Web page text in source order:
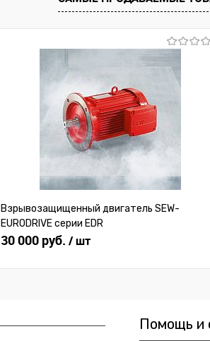
Под заказ
В избранное
Взрывозащищенный двигатель SEW-
EURODRIVE серии EDR
30 000 руб. / шт
Помощь и